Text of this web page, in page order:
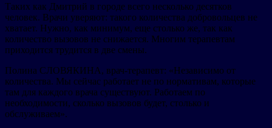
Таких как Дмитрий в городе всего несколько десятков
человек. Врачи уверяют: такого количества добровольцев не
хватает. Нужно, как минимум, еще столько же, так как
количество вызовов не снижается. Многим терапевтам
приходится трудится в две смены.
Полина СЛОВЯКИНА, врач-терапевт: «Независимо от
количества. Мы сейчас работает не по нормативам, которые
там для каждого врача существуют. Работаем по
необходимости, сколько вызовов будет, столько и
обслуживаем».